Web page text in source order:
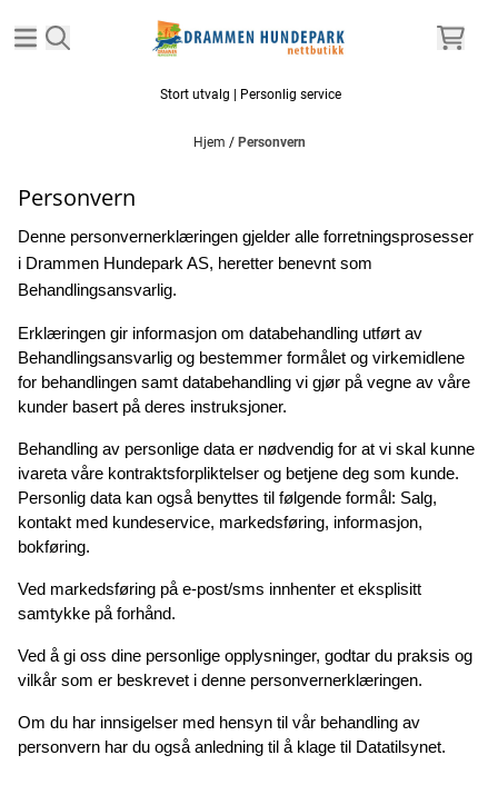
Hopp til innhold
Stort utvalg | Personlig service
Hjem / Personvern
Personvern
Denne personvernerklæringen gjelder alle forretningsprosesser
i Drammen Hundepark AS, heretter benevnt som
Behandlingsansvarlig.
Erklæringen gir informasjon om databehandling utført av
Behandlingsansvarlig og bestemmer formålet og virkemidlene
for behandlingen samt databehandling vi gjør på vegne av våre
kunder basert på deres instruksjoner.
Behandling av personlige data er nødvendig for at vi skal kunne
ivareta våre kontraktsforpliktelser og betjene deg som kunde.
Personlig data kan også benyttes til følgende formål: Salg,
kontakt med kundeservice, markedsføring, informasjon,
bokføring.
Ved markedsføring på e-post/sms innhenter et eksplisitt
samtykke på forhånd.
Ved å gi oss dine personlige opplysninger, godtar du praksis og
vilkår som er beskrevet i denne personvernerklæringen.
Om du har innsigelser med hensyn til vår behandling av
personvern har du også anledning til å klage til Datatilsynet.